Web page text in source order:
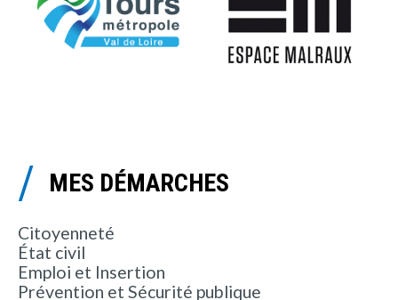
MES DÉMARCHES
Citoyenneté
État civil
Emploi et Insertion
Prévention et Sécurité publique